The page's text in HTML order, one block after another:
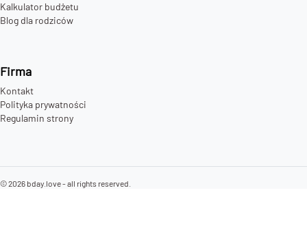
Kalkulator budżetu
Blog dla rodziców
Firma
Kontakt
Polityka prywatności
Regulamin strony
©2026 bday.love - all rights reserved.